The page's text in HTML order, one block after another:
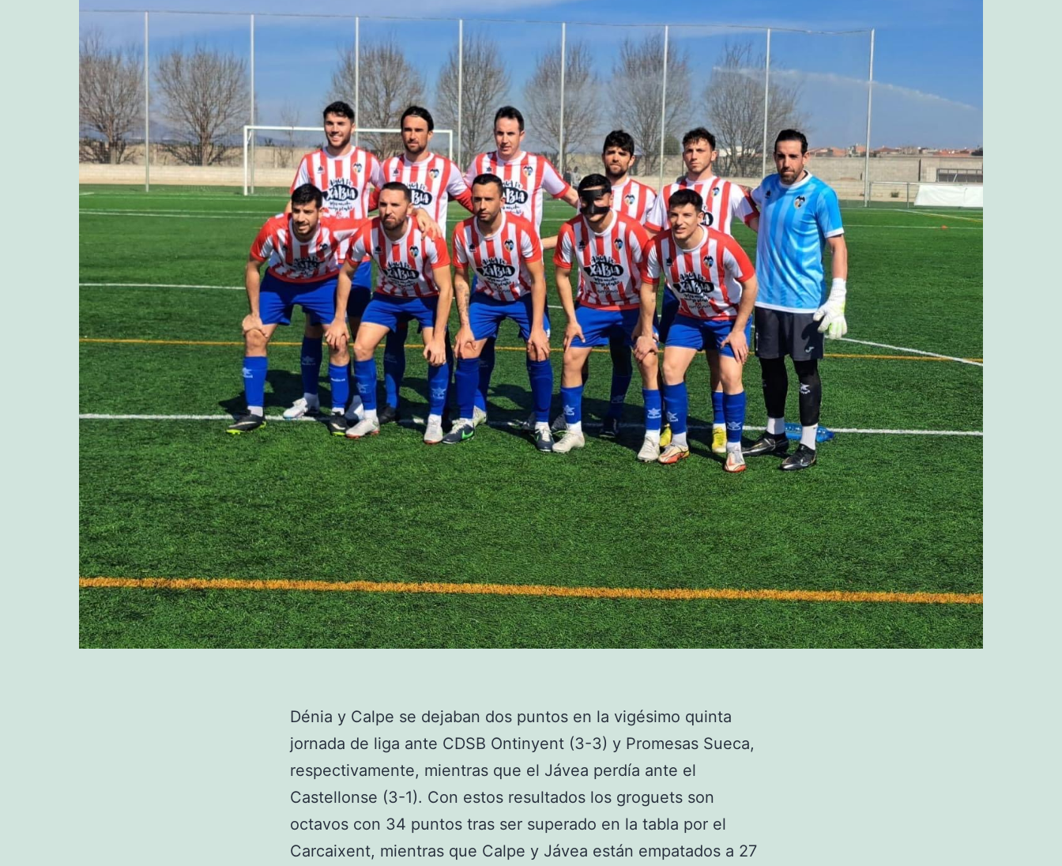
Dénia y Calpe se dejaban dos puntos en la vigésimo quinta
jornada de liga ante CDSB Ontinyent (3-3) y Promesas Sueca,
respectivamente, mientras que el Jávea perdía ante el
Castellonse (3-1). Con estos resultados los groguets son
octavos con 34 puntos tras ser superado en la tabla por el
Carcaixent, mientras que Calpe y Jávea están empatados a 27